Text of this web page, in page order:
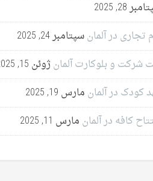
28, 2025
تجاری در آلمانسپتامبر 24, 2025
شرکت و بلوکارت آلمان ژوئن 15, 2025
کودک در آلمان مارس 19, 2025
کافه در آلمان مارس 11, 2025